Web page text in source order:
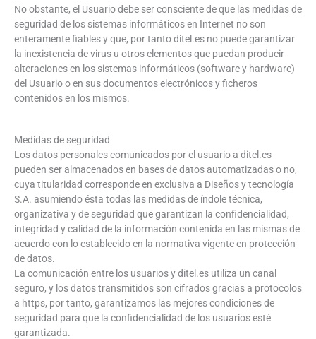
No obstante, el Usuario debe ser consciente de que las medidas de
seguridad de los sistemas informáticos en Internet no son
enteramente fiables y que, por tanto ditel.es no puede garantizar
la inexistencia de virus u otros elementos que puedan producir
alteraciones en los sistemas informáticos (software y hardware)
del Usuario o en sus documentos electrónicos y ficheros
contenidos en los mismos.
Medidas de seguridad
Los datos personales comunicados por el usuario a ditel.es
pueden ser almacenados en bases de datos automatizadas o no,
cuya titularidad corresponde en exclusiva a Diseños y tecnología
S.A. asumiendo ésta todas las medidas de índole técnica,
organizativa y de seguridad que garantizan la confidencialidad,
integridad y calidad de la información contenida en las mismas de
acuerdo con lo establecido en la normativa vigente en protección
de datos.
La comunicación entre los usuarios y ditel.es utiliza un canal
seguro, y los datos transmitidos son cifrados gracias a protocolos
a https, por tanto, garantizamos las mejores condiciones de
seguridad para que la confidencialidad de los usuarios esté
garantizada.